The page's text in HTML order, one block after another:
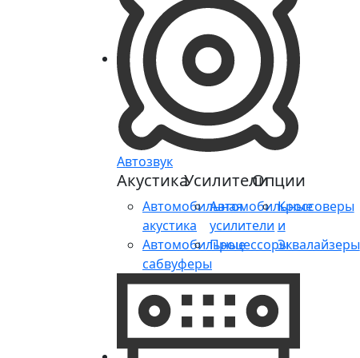
Автозвук
Акустика
Автомобильная
акустика
Автомобильные
сабвуферы
Усилители
Автомобильные
усилители
Процессоры
Опции
Кроссоверы
и
Эквалайзеры